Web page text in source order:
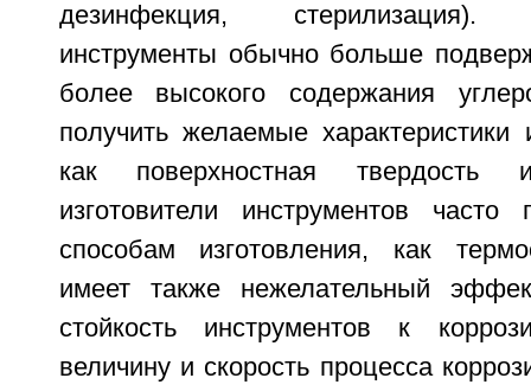
дезинфекция, стерилизация).
инструменты обычно больше
более высокого содержания
получить желаемые характеристики
как поверхностная твердость и
изготовители инструментов
способам изготовления, как
имеет также нежелательный
стойкость инструментов к
величину и скорость процесса